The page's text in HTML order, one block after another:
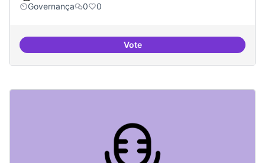
Governança
0 0
VoteCures i governança